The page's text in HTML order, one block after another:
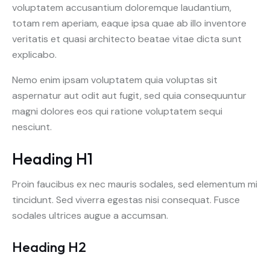
voluptatem accusantium doloremque laudantium,
totam rem aperiam, eaque ipsa quae ab illo inventore
veritatis et quasi architecto beatae vitae dicta sunt
explicabo.
Nemo enim ipsam voluptatem quia voluptas sit
aspernatur aut odit aut fugit, sed quia consequuntur
magni dolores eos qui ratione voluptatem sequi
nesciunt.
Heading H1
Proin faucibus ex nec mauris sodales, sed elementum mi
tincidunt. Sed viverra egestas nisi consequat. Fusce
sodales ultrices augue a accumsan.
Heading H2